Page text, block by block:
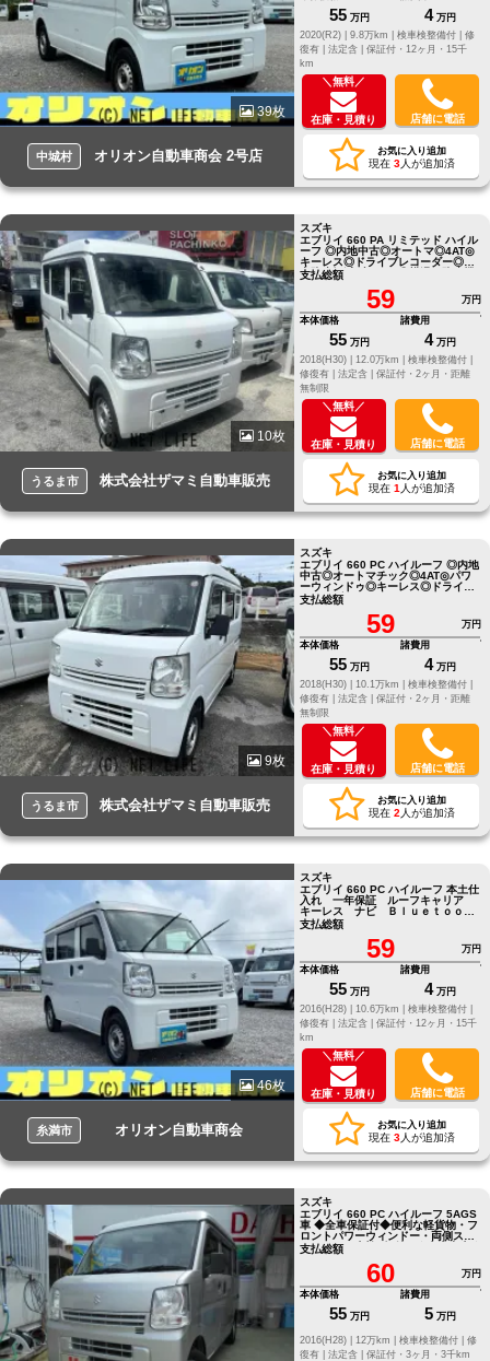
39枚
中城村 オリオン自動車商会 2号店
55 万円 4 万円
2020(R2) |
9.8万km | 検車検整備付 | 修
復有 | 法定含 | 保証付・12ヶ月・15千
km
＼無料／
在庫・見積り 店舗に電話
お気に入り追加
現在 3人が追加済
10枚
うるま市 株式会社ザマミ自動車販売
スズキ
エブリイ 660 PA リミテッド ハイル
ーフ ◎内地中古◎オートマ◎4AT◎
キーレス◎ドライブレコーダー◎追
突防止軽減ブレーキ◎横滑り防止機
能
支払総額
59
万円
本体価格
55 万円
諸費用
4 万円
2018(H30) |
12.0万km |
検車検整備付 |
修復有 | 法定含 | 保証付・2ヶ月・距離
無制限
＼無料／
在庫・見積り 店舗に電話
お気に入り追加
現在 1 人が追加済
9枚
うるま市 株式会社ザマミ自動車販売
スズキ
エブリイ 660 PC ハイルーフ ◎内地
中古◎オートマチック◎4AT◎パワ
ーウィンドゥ◎キーレス◎ドライブ
レコーダー
支払総額
59
万円
本体価格
55 万円
諸費用
4 万円
2018(H30) |
10.1万km |
検車検整備付 |
修復有 | 法定含 | 保証付・2ヶ月・距離
無制限
＼無料／
在庫・見積り 店舗に電話
お気に入り追加
現在 2 人が追加済
46枚
糸満市 オリオン自動車商会
スズキ
エブリイ 660 PC ハイルーフ 本土仕
入れ 一年保証 ルーフキャリア
キーレス ナビ Ｂｌｕｅｔｏｏｔ
ｈ ＥＴＣ
支払総額
59
万円
本体価格
55 万円
諸費用
4 万円
2016(H28) |
10.6万km |
検車検整備付 |
修復有 | 法定含 | 保証付・12ヶ月・15千
km
＼無料／
在庫・見積り 店舗に電話
お気に入り追加
現在 3人が追加済
スズキ
エブリイ 660 PC ハイルーフ 5AGS
車 ◆全車保証付◆便利な軽貨物・フ
ロントパワーウィンドー・両側スラ
イドドア・車検2年付き★本土中古★
支払総額
60
万円
本体価格
55 万円
諸費用
5 万円
修
復有 | 法定含 | 保証付・3ヶ月・3千km